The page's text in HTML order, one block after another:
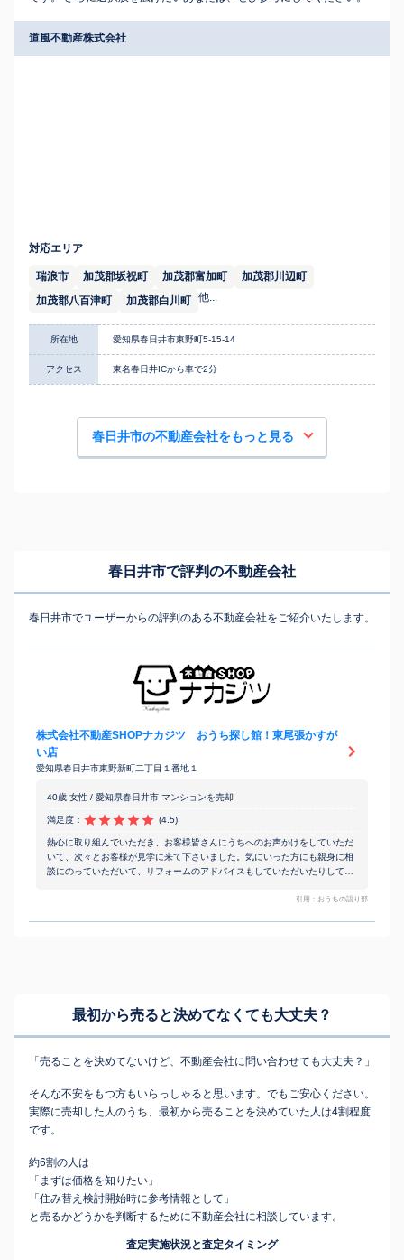
道風不動産株式会社
対応エリア
瑞浪市 加茂郡坂祝町 加茂郡富加町
加茂郡川辺町
加茂郡八百津町
加茂郡白川町 他...
所在地 愛知県春日井市東野町5-15-14
アクセス 東名春日井ICから車で2分
春日井市の不動産会社をもっと見る
春日井市で評判の不動産会社
春日井市でユーザーからの評判のある不動産会社をご紹介いたします。
株式会社不動産SHOPナカジツ おうち探し館！東尾張かすが
い店
愛知県春日井市東野新町二丁目１番地１
40歳 女性 / 愛知県春日井市 マンションを売却
満足度： (4.5)
熱心に取り組んでいただき、お客様皆さんにうちへのお声かけをしていただ
いて、次々とお客様が見学に来て下さいました。気にいった方にも親身に相
談にのっていただいて、リフォームのアドバイスもしていただいたりしてま
引用：おうちの語り部
最初から売ると決めてなくても大丈夫？
「売ることを決めてないけど、不動産会社に問い合わせても大丈夫？」
そんな不安をもつ方もいらっしゃると思います。でもご安心ください。
実際に売却した人のうち、最初から売ることを決めていた人は4割程度
です。
約6割の人は
「まずは価格を知りたい」
「住み替え検討開始時に参考情報として」
と売るかどうかを判断するために不動産会社に相談しています。
査定実施状況と査定タイミング